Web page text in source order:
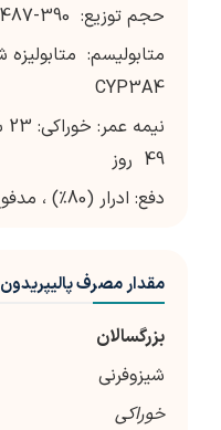
حجم توزیع: 390-487 لیتر
CYP3A4
49 روز
دفع: ادرار (80٪) ، مدفوع (11٪)
مقدار مصرف پالیپریدون
بزرگسالان
شیزوفرنی
خوراکی